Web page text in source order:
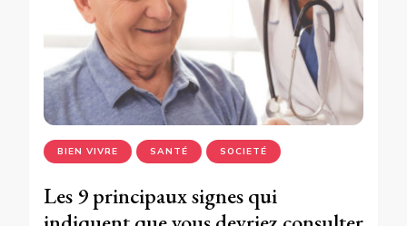
BIEN VIVRE SANTÉ SOCIETÉ
Les 9 principaux signes qui